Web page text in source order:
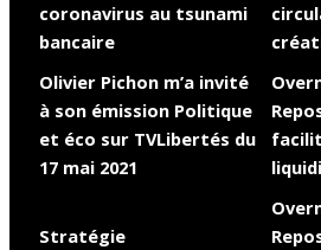
coronavirus au tsunami
bancaire
Olivier Pichon m’a invité
à son émission Politique
et éco sur TVLibertés du
17 mai 2021
Stratégie